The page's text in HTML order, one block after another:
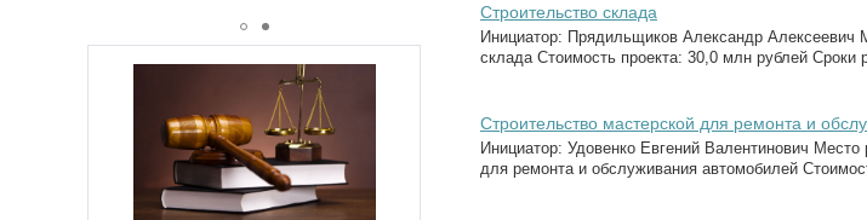
Строительство склада
Инициатор: Прядильщиков Александр Алексеевич
склада Стоимость проекта: 30,0 млн рублей Сроки
Строительство мастерской для ремонта и
Инициатор: Удовенко Евгений Валентинович
для ремонта и обслуживания автомобилей